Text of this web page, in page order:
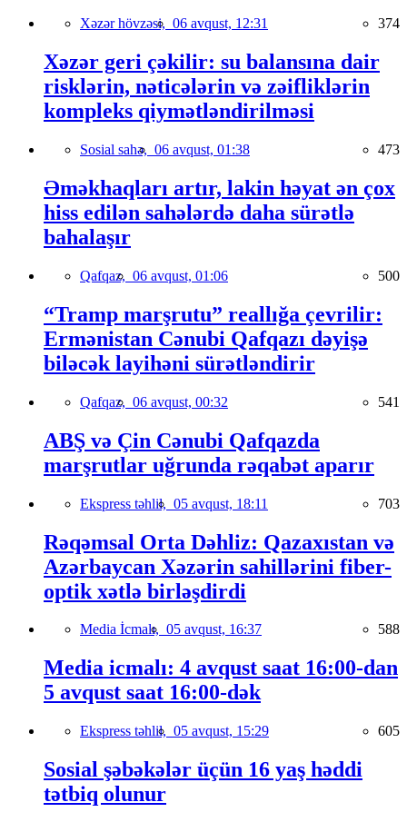
Xəzər hövzəsi, 06 avqust, 12:31 374
Xəzər geri çəkilir: su balansına dair
risklərin, nəticələrin və zəifliklərin
kompleks qiymətləndirilməsi
Sosial sahə, 06 avqust, 01:38 473
Əməkhaqları artır, lakin həyat ən çox
hiss edilən sahələrdə daha sürətlə
bahalaşır
Qafqaz, 06 avqust, 01:06 500
“Tramp marşrutu” reallığa çevrilir:
Ermənistan Cənubi Qafqazı dəyişə
biləcək layihəni sürətləndirir
Qafqaz, 06 avqust, 00:32 541
ABŞ və Çin Cənubi Qafqazda
marşrutlar uğrunda rəqabət aparır
Ekspress təhlil, 05 avqust, 18:11 703
Rəqəmsal Orta Dəhliz: Qazaxıstan və
Azərbaycan Xəzərin sahillərini fiber-
optik xətlə birləşdirdi
Media İcmalı, 05 avqust, 16:37 588
Media icmalı: 4 avqust saat 16:00-dan
5 avqust saat 16:00-dək
Ekspress təhlil, 05 avqust, 15:29 605
Sosial şəbəkələr üçün 16 yaş həddi
tətbiq olunur